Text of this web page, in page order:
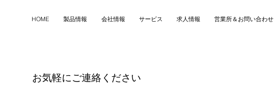
HOME 製品情報 会社情報 サービス 求人情報 営業所＆お問い合わせ
お気軽にご連絡ください